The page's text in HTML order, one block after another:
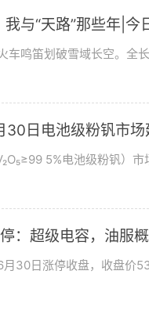
与“天路”那些年|今
车鸣笛划破雪域长空。全
日电池级粉钒市场
5%电池级粉钒）
：超级电容，油服
月30日涨停收盘，收盘价